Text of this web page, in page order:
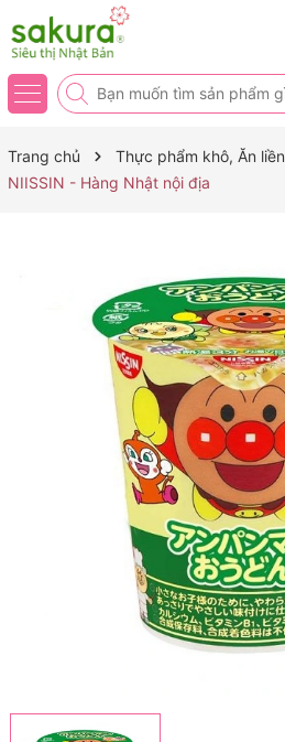
Trang chủ Thực phẩm khô, Ăn liền
NIISSIN - Hàng Nhật nội địa